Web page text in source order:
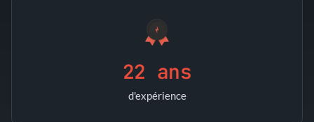
22 ans
d'expérience